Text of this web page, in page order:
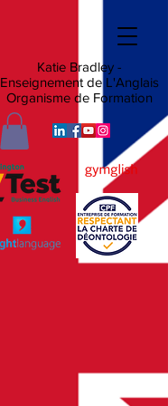
Katie Bradley -
Enseignement de L'Anglais
Organisme de Formation